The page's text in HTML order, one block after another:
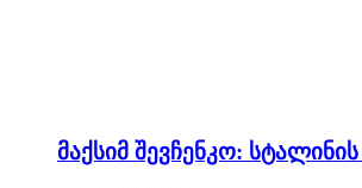
მაქსიმ შევჩენკო: